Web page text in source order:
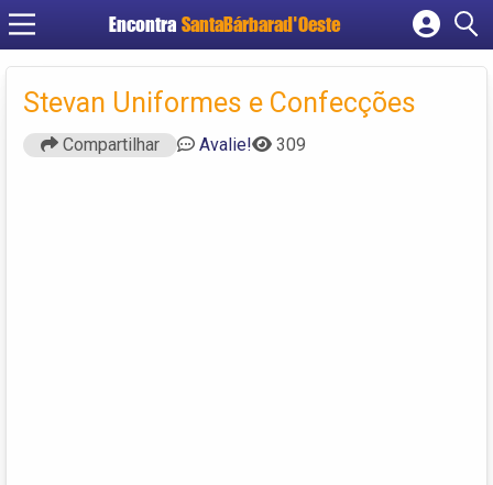
Encontra SantaBárbarad'Oeste
Cadastrar empresa
Criar conta
Stevan Uniformes e Confecções
Compartilhar Avalie! 309